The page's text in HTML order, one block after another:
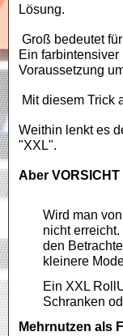
Lösung.
Groß bedeutet
Ein
Voraussetzung
Mit diesem Trick
Weithin lenkt es
"XXL".
Aber
Wird man
nicht
den
kleinere
Ein XXL
Schranken
Mehrnutzen als